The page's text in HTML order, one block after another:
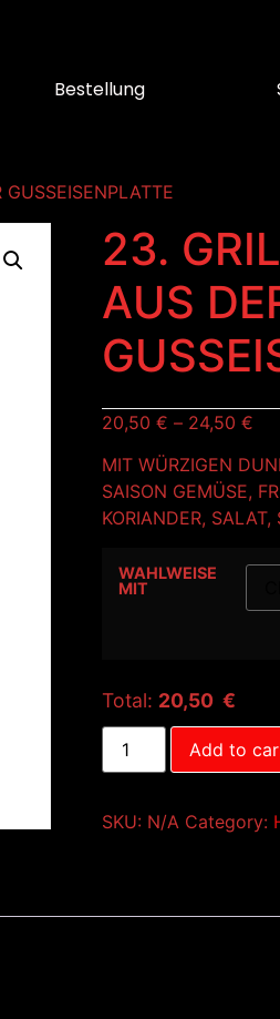
Bestellung
23.
AUS
20,50 € – 24,50 €
MIT WÜRZIGEN
SAISON GEMÜSE,
KORIANDER,
WAHLWEISE
MIT
Total: 20,50 €
Add to
SKU: N/A Category: